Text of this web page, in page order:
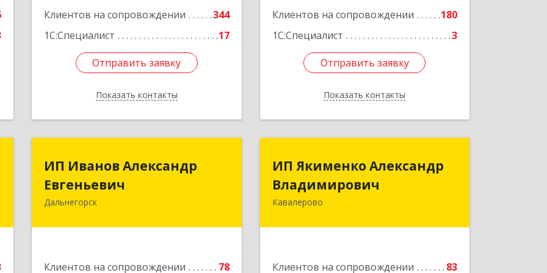
Клиентов на сопровождении
344
1С:Специалист
17
Отправить заявку
Показать контакты
Отправить заявку
Назад
Клиентов на сопровождении
180
1С:Специалист
3
Отправить заявку
Показать контакты
Отправить заявку
Назад
ИП Иванов Александр
Евгеньевич
Дальнегорск
Клиентов на сопровождении
78
Евгеньевич
Подробнее
ИП Якименко Александр
Владимирович
Кавалерово
Клиентов на сопровождении 83
Владимирович
Подробнее